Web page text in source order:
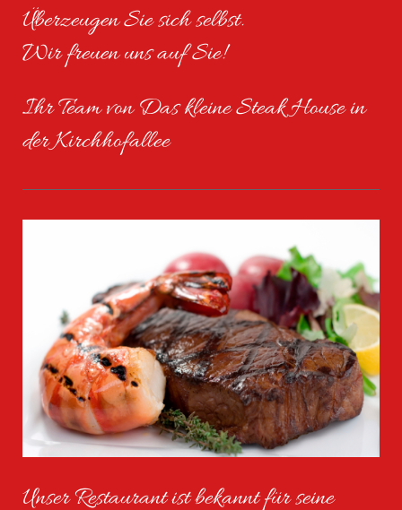
Überzeugen Sie sich selbst.
Wir freuen uns auf Sie!
Ihr Team von Das kleine Steak House in
der Kirchhofallee
Unser Restaurant ist bekannt für seine